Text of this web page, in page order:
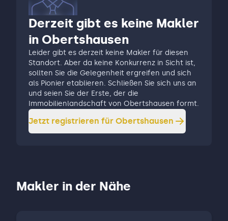
Derzeit gibt es keine Makler
in Obertshausen
Leider gibt es derzeit keine Makler für diesen
Standort. Aber da keine Konkurrenz in Sicht ist,
sollten Sie die Gelegenheit ergreifen und sich
als Pionier etablieren. Schließen Sie sich uns an
und seien Sie der Erste, der die
Immobilienlandschaft von Obertshausen formt.
Jetzt registrieren für Obertshausen
Makler in der Nähe